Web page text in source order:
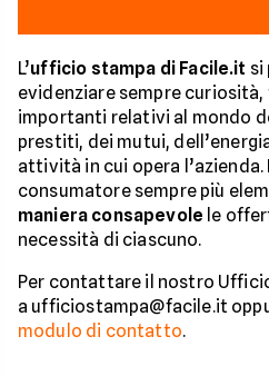
L’ufficio stampa di Facile.it si
evidenziare sempre
importanti relativi al mondo
prestiti, dei mutui,
attività in cui opera l’azienda.
consumatore sempre più
maniera consapevole le
necessità di ciascuno.
Per contattare il nostro
a ufficiostampa@facile.it
modulo di contatto.